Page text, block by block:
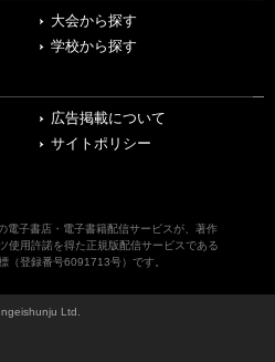
大会から探す
学校から探す
広告掲載について
サイトポリシー
電子書店・電子書籍配信サービスが、著作
使用許諾を得た正規版配信サービスである
（登録番号6091713号）です。
Ltd.